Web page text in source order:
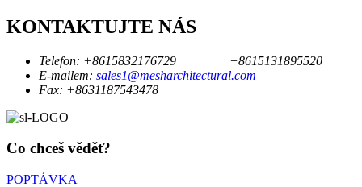
KONTAKTUJTE NÁS
Telefon: +8615832176729
+8615131895520
E-mailem: sales1@mesharchitectural.com
Fax: +8631187543478
Co chceš vědět?
POPTÁVKA